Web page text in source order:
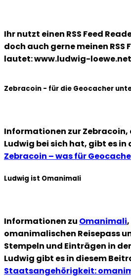
Ihr nutzt einen RSS Feed
doch auch gerne meinen RSS
lautet: www.ludwig-
Zebracoin - für die Geocacher
Informationen zur Zebracoin,
Ludwig bei sich hat, gibt es in
Zebracoin – was für
Ludwig ist Omanimali
Informationen zu Omanimali
omanimalischen Reisepass
Stempeln und Einträgen in
Ludwig gibt es in diesem
Staatsangehörigkeit: